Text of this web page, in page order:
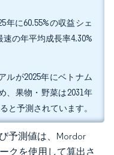
年に60.55%の収益シェ
の年平均成長率4.30%
ルが2025年にベトナム
、果物・野菜は2031年
と予測されています。
予測値は、Mordor
クを使用して算出さ